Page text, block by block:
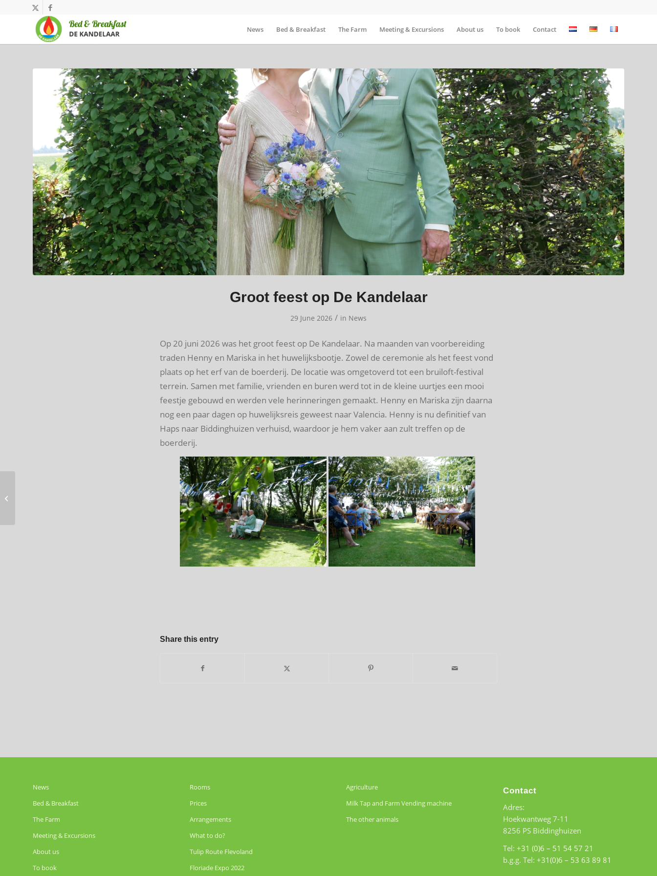
News Bed & Breakfast The Farm Meeting & Excursions About us To book Contact
Groot feest op De Kandelaar
29 June 2026 / in News
Op 20 juni 2026 was het groot feest op De Kandelaar. Na maanden van voorbereiding
traden Henny en Mariska in het huwelijksbootje. Zowel de ceremonie als het feest vond
plaats op het erf van de boerderij. De locatie was omgetoverd tot een bruiloft-festival
terrein. Samen met familie, vrienden en buren werd tot in de kleine uurtjes een mooi
feestje gebouwd en werden vele herinneringen gemaakt. Henny en Mariska zijn daarna
nog een paar dagen op huwelijksreis geweest naar Valencia. Henny is nu definitief van
Haps naar Biddinghuizen verhuisd, waardoor je hem vaker aan zult treffen op de
boerderij.
Share this entry
News
Bed & Breakfast
The Farm
Meeting & Excursions
About us
To book
Rooms
Prices
Arrangements
What to do?
Tulip Route Flevoland
Floriade Expo 2022
Agriculture
Milk Tap and Farm Vending machine
The other animals
Contact
Adres:
Hoekwantweg 7-11
8256 PS Biddinghuizen
Tel: +31 (0)6 – 51 54 57 21
b.g.g. Tel: +31(0)6 – 53 63 89 81